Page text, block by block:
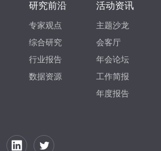
研究前沿
专家观点
综合研究
行业报告
数据资源
活动资讯
主题沙龙
会客厅
年会论坛
工作简报
年度报告